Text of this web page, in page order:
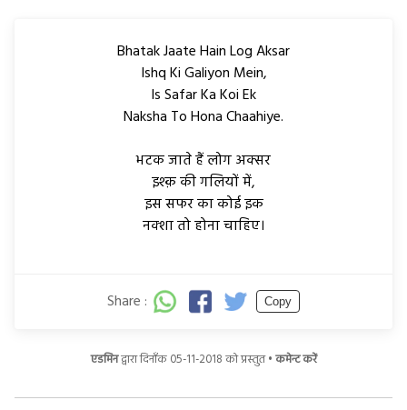
Bhatak Jaate Hain Log Aksar
Ishq Ki Galiyon Mein,
Is Safar Ka Koi Ek
Naksha To Hona Chaahiye.
भटक जाते हैं लोग अक्सर
इश्क़ की गलियों में,
इस सफर का कोई इक
नक्शा तो होना चाहिए।
Share : Copy
एडमिनद्वारा दिनाँक 05-11-2018 को प्रस्तुत •कमेन्ट करें